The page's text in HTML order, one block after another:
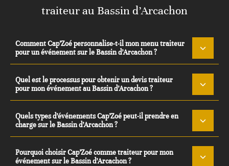
traiteur au Bassin d’Arcachon
Comment Cap’Zoé personnalise-t-il mon menu traiteur
pour un événement sur le Bassin d’Arcachon ?
Quel est le processus pour obtenir un devis traiteur
pour mon événement au Bassin d’Arcachon ?
Quels types d’événements Cap’Zoé peut-il prendre en
charge sur le Bassin d’Arcachon ?
Pourquoi choisir Cap’Zoé comme traiteur pour mon
événement sur le Bassin d’Arcachon ?